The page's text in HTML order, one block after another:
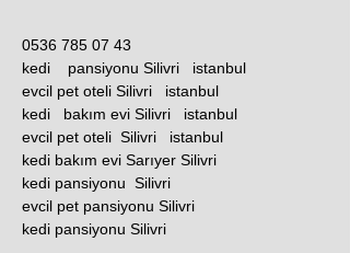
0536 785 07 43
kedi pansiyonu Silivri istanbul
evcil pet oteli Silivri istanbul
kedi bakım evi Silivri istanbul
evcil pet oteli Silivri istanbul
kedi bakım evi Sarıyer Silivri
kedi pansiyonu Silivri
evcil pet pansiyonu Silivri
kedi pansiyonu Silivri